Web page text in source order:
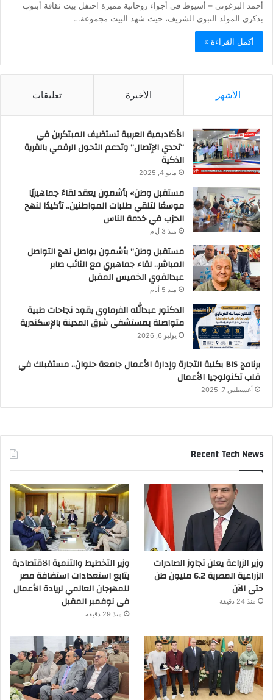
أحمد البرغوتى – أسيوط في أجواء روحانية مميزة احتفل بيت ثقافة أبنوب
بذكرى المولد النبوي الشريف، حيث شهد البيت مجموعة…
أكمل القراءة »
الأشهر الأخيرة تعليقات
الأكاديمية العربية تستضيف المبتكرين في
“تحدي الإتصال” وتدعم التحول الرقمي بالقرية
الذكية
مايو 4, 2025
مستقبل وطن» بأشمون يعقد لقاءً جماهيريًا
موسعًا لتلقي طلبات المواطنين.. تأكيدًا لنهج
الحزب في خدمة الناس
منذ 3 أيام
مستقبل وطن” بأشمون يواصل نهج التواصل
المباشر.. لقاء جماهيري مع النائب صابر
عبدالقوي الخميس المقبل
منذ 5 أيام
الدكتور عبدالله الفرماوي يقود نجاحات طبية
متواصلة بمستشفى شرق المدينة بالإسكندرية
يوليو 6, 2026
برنامج BIS بكلية التجارة وإدارة الأعمال جامعة حلوان.. مستقبلك في
قلب تكنولوجيا الأعمال
أغسطس 7, 2025
Recent Tech News
وزير الزراعة يعلن تجاوز الصادرات
الزراعية المصرية 6.2 مليون طن
حتى الآن
منذ 24 دقيقة
وزير التخطيط والتنمية الاقتصادية
يتابع استعدادات استضافة مصر
للمهرجان العالمي لريادة الأعمال
فى نوفمبر المقبل
منذ 29 دقيقة